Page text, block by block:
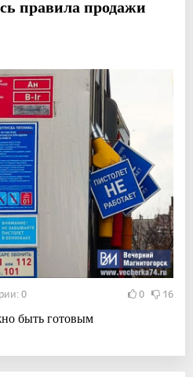
правила продажи
0 0 16
быть готовым